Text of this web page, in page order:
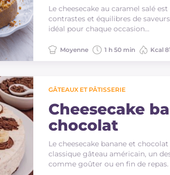
Le cheesecake au caramel salé
contrastes et équilibres de
idéal pour chaque occasion…
Moyenne 1 h 50 min Kcal
GÂTEAUX ET PÂTISSERIE
Cheesecake
chocolat
Le cheesecake banane et
classique gâteau américain, un
comme goûter ou en fin de repas.